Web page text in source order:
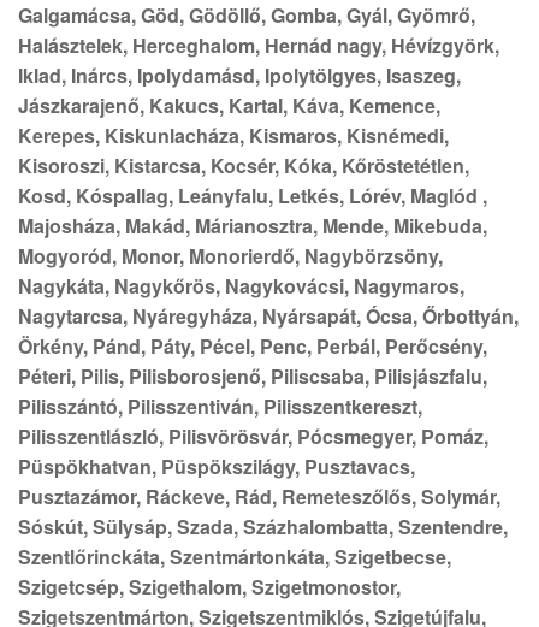
Galgamácsa, Göd, Gödöllő, Gomba, Gyál, Gyömrő,
Halásztelek, Herceghalom, Hernád nagy, Hévízgyörk,
Iklad, Inárcs, Ipolydamásd, Ipolytölgyes, Isaszeg,
Jászkarajenő, Kakucs, Kartal, Káva, Kemence,
Kerepes, Kiskunlacháza, Kismaros, Kisnémedi,
Kisoroszi, Kistarcsa, Kocsér, Kóka, Kőröstetétlen,
Kosd, Kóspallag, Leányfalu, Letkés, Lórév, Maglód ,
Majosháza, Makád, Márianosztra, Mende, Mikebuda,
Mogyoród, Monor, Monorierdő, Nagybörzsöny,
Nagykáta, Nagykőrös, Nagykovácsi, Nagymaros,
Nagytarcsa, Nyáregyháza, Nyársapát, Ócsa, Őrbottyán,
Örkény, Pánd, Páty, Pécel, Penc, Perbál, Perőcsény,
Péteri, Pilis, Pilisborosjenő, Piliscsaba, Pilisjászfalu,
Pilisszántó, Pilisszentiván, Pilisszentkereszt,
Pilisszentlászló, Pilisvörösvár, Pócsmegyer, Pomáz,
Püspökhatvan, Püspökszilágy, Pusztavacs,
Pusztazámor, Ráckeve, Rád, Remeteszőlős, Solymár,
Sóskút, Sülysáp, Szada, Százhalombatta, Szentendre,
Szentlőrinckáta, Szentmártonkáta, Szigetbecse,
Szigetcsép, Szigethalom, Szigetmonostor,
Szigetszentmárton, Szigetszentmiklós, Szigetújfalu,